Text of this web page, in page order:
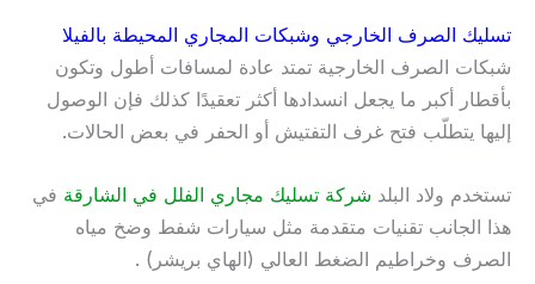
تسليك الصرف الخارجي وشبكات المجاري المحيطة بالفيلا
شبكات الصرف الخارجية تمتد عادة لمسافات أطول وتكون
بأقطار أكبر ما يجعل انسدادها أكثر تعقيدًا كذلك فإن الوصول
إليها يتطلّب فتح غرف التفتيش أو الحفر في بعض الحالات.
تستخدم ولاد البلد شركة تسليك مجاري الفلل في الشارقة في
هذا الجانب تقنيات متقدمة مثل سيارات شفط وضخ مياه
الصرف وخراطيم الضغط العالي (الهاي بريشر) .